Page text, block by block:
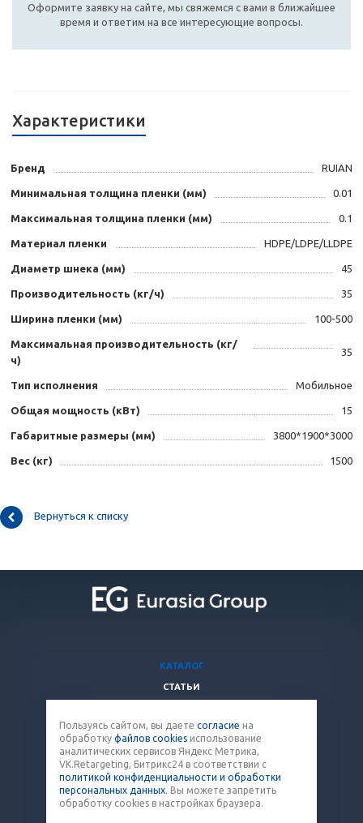
Оформите заявку на сайте, мы свяжемся с вами в ближайшее
время и ответим на все интересующие вопросы.
Характеристики
Бренд RUIAN
Минимальная толщина пленки (мм) 0.01
Максимальная толщина пленки (мм) 0.1
Материал пленки HDPE/LDPE/LLDPE
Диаметр шнека (мм) 45
Производительность (кг/ч) 35
Ширина пленки (мм) 100-500
Максимальная производительность (кг/
ч)
35
Тип исполнения Мобильное
Общая мощность (кВт) 15
Габаритные размеры (мм) 3800*1900*3000
Вес (кг) 1500
Вернуться к списку
КАТАЛОГ
СТАТЬИ
КОМПАНИЯ
КОНТАКТЫ
8 (800) 707-12-53
paket@eq-mail.ru
Пользуясь сайтом, вы даете согласие на
обработку файлов cookies использование
аналитических сервисов Яндекс Метрика,
VK.Retargeting, Битрикс24 в соответствии с
политикой конфиденциальности и обработки
персональных данных. Вы можете запретить
обработку cookies в настройках браузера.